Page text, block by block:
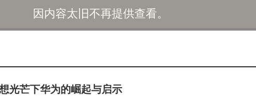
矩阵。在线上会议或社群交流中，通过发送名片链接可快速传
，能让名片随个人成长持续增值，成为动态的数字化个人档案。
因内容太旧不再提供查看。
光芒下华为的崛起与启示